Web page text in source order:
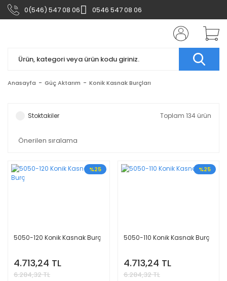
0(546) 547 08 06 0546 547 08 06
Anasayfa Güç Aktarım Konik Kasnak Burçları
Stoktakiler Toplam 134 ürün
%25
5050-120 Konik Kasnak Burç
4.713,24 TL
6.284,32 TL
%25
5050-110 Konik Kasnak Burç
4.713,24 TL
6.284,32 TL